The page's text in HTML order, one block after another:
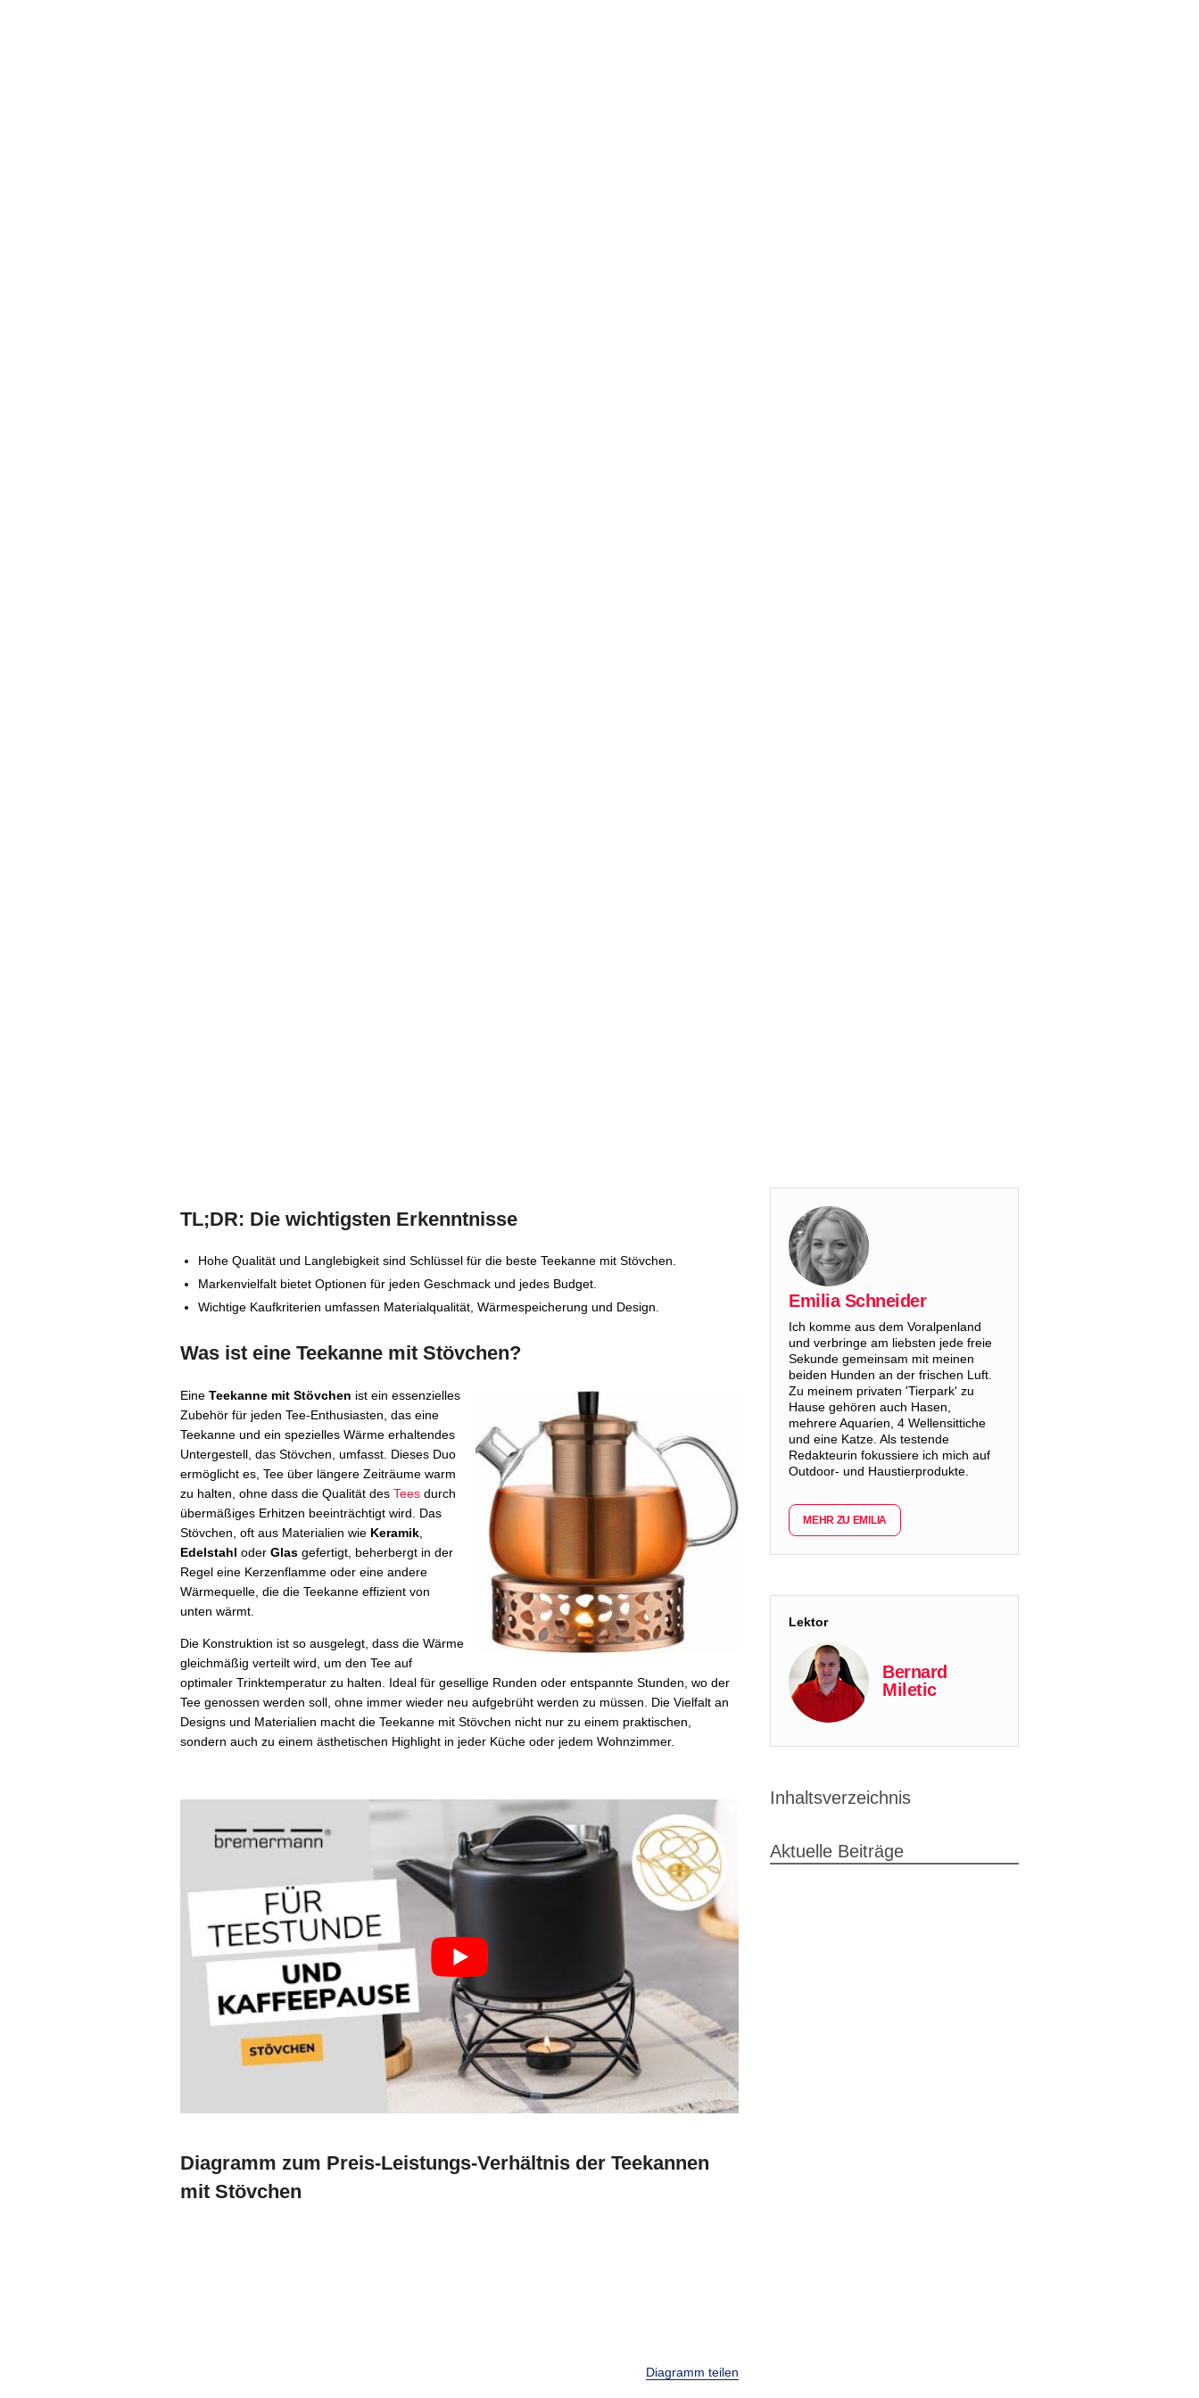
TL;DR: Die wichtigsten Erkenntnisse
Hohe Qualität und Langlebigkeit sind Schlüssel für die beste Teekanne mit Stövchen.
Markenvielfalt bietet Optionen für jeden Geschmack und jedes Budget.
Wichtige Kaufkriterien umfassen Materialqualität, Wärmespeicherung und Design.
Was ist eine Teekanne mit Stövchen?
Eine Teekanne mit Stövchen ist ein essenzielles
Zubehör für jeden Tee-Enthusiasten, das eine
Teekanne und ein spezielles Wärme erhaltendes
Untergestell, das Stövchen, umfasst. Dieses Duo
ermöglicht es, Tee über längere Zeiträume warm
zu halten, ohne dass die Qualität des Tees durch
übermäßiges Erhitzen beeinträchtigt wird. Das
Stövchen, oft aus Materialien wie Keramik
Edelstahl oder Glas gefertigt, beherbergt in der
Regel eine Kerzenflamme oder eine andere
Wärmequelle, die die Teekanne effizient von
unten wärmt.
Die Konstruktion ist so ausgelegt, dass die Wärme
gleichmäßig verteilt wird, um den Tee auf
optimaler Trinktemperatur zu halten. Ideal für gesellige Runden oder entspannte Stunden, wo der
Tee genossen werden soll, ohne immer wieder neu aufgebrüht werden zu müssen. Die Vielfalt an
Designs und Materialien macht die Teekanne mit Stövchen nicht nur zu einem praktischen,
sondern auch zu einem ästhetischen Highlight in jeder Küche oder jedem Wohnzimmer.
Diagramm zum Preis-Leistungs-Verhältnis der Teekannen
mit Stövchen
Diagramm teilen
Emilia Schneider
Ich komme aus dem Voralpenland
und verbringe am liebsten jede freie
Sekunde gemeinsam mit meinen
beiden Hunden an der frischen Luft.
Zu meinem privaten 'Tierpark' zu
Hause gehören auch Hasen,
mehrere Aquarien, 4 Wellensittiche
und eine Katze. Als testende
Redakteurin fokussiere ich mich auf
Outdoor- und Haustierprodukte.
MEHR ZU EMILIA
Lektor
Bernard
Miletic
Inhaltsverzeichnis
Aktuelle Beiträge